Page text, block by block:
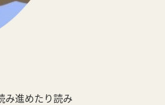
み進めたり読み